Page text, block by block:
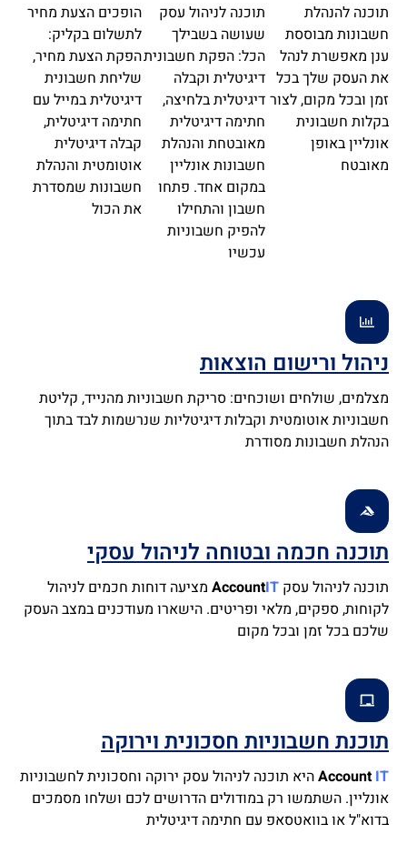
תוכנה להנהלת
חשבונות מבוססת
ענן מאפשרת לנהל
את העסק שלך בכל
זמן ובכל מקום, לצור
בקלות חשבונית
אונליין באופן
מאובטח
תוכנה לניהול עסק
שעושה בשבילך
הכל: הפקת חשבונית
דיגיטלית וקבלה
דיגיטלית בלחיצה,
חתימה דיגיטלית
מאובטחת והנהלת
חשבונות אונליין
במקום אחד. פתחו
חשבון והתחילו
להפיק חשבוניות
עכשיו
הופכים הצעת מחיר
לתשלום בקליק:
הפקת הצעת מחיר,
שליחת חשבונית
דיגיטלית במייל עם
חתימה דיגיטלית,
קבלה דיגיטלית
אוטומטית והנהלת
חשבונות שמסדרת
את הכול
ניהול ורישום הוצאות
מצלמים, שולחים ושוכחים: סריקת חשבוניות מהנייד, קליטת
חשבוניות אוטומטית וקבלות דיגיטליות שנרשמות לבד בתוך
הנהלת חשבונות מסודרת
תוכנה חכמה ובטוחה לניהול עסקי
תוכנה לניהול עסק AccountIT
מציעה דוחות חכמים לניהול
לקוחות, ספקים, מלאי ופריטים. הישארו מעודכנים במצב העסק
שלכם בכל זמן ובכל מקום
תוכנת חשבוניות חסכונית וירוקה
AccountIT
היא תוכנה לניהול עסק ירוקה וחסכונית לחשבוניות
אונליין. השתמשו רק במודולים הדרושים לכם ושלחו מסמכים
בדוא"ל או בוואטסאפ עם חתימה דיגיטלית